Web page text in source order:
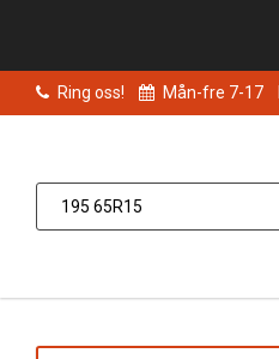
Ring oss! Mån-fre 7-17